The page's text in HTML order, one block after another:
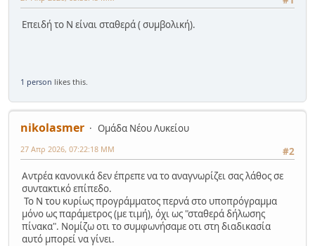
Επειδή το Ν είναι σταθερά ( συμβολική).
1 person likes this.
nikolasmer
Ομάδα Νέου Λυκείου
#2
27 Απρ 2026, 07:22:18 ΜΜ
Αντρέα κανονικά δεν έπρεπε να το αναγνωρίζει σας λάθος σε
συντακτικό επίπεδο.
Το Ν του κυρίως προγράμματος περνά στο υποπρόγραμμα
μόνο ως παράμετρος (με τιμή), όχι ως "σταθερά δήλωσης
πίνακα". Νομίζω οτι το συμφωνήσαμε οτι στη διαδικασία
αυτό μπορεί να γίνει.